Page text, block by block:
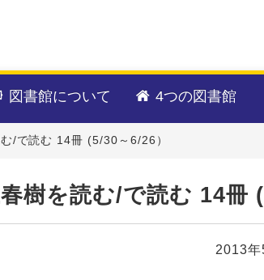
図書館について 4つの図書館
/で読む 14冊 (5/30～6/26）
樹を読む/で読む 14冊
2013